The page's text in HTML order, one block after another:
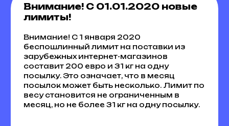
Внимание! С 01.01.2020 новые
лимиты!
Внимание! С 1 января 2020
беспошлинный лимит на поставки из
зарубежных интернет-магазинов
составит 200 евро и 31 кг на одну
посылку. Это означает, что в месяц
посылок может быть несколько. Лимит по
весу становится не ограниченным в
месяц, но не более 31 кг на одну посылку.